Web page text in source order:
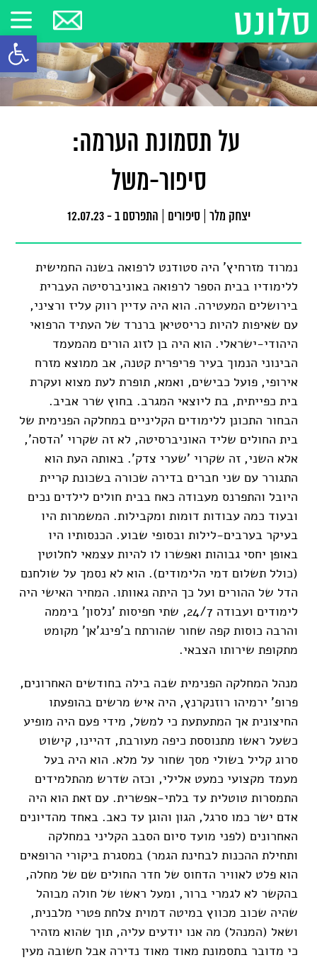
פתח
על תסמונת הערמה:
סיפור-משל
יצחק מלר סיפורים התפרסם ב - 12.07.23
נמרוד מזרחיץ' היה סטודנט לרפואה בשנה החמישית
ללימודיו בבית הספר לרפואה באוניברסיטה העברית
בירושלים המעטירה. הוא היה עדיין רווק עליז ורציני,
עם שאיפות להיות כריסטיאן ברנרד של העתיד הרפואי
היהודי-ישראלי. הוא היה בן לזוג הורים מהמעמד
הבינוני הנמוך בעיר פריפרית קטנה, אב ממוצא מזרח
אירופי, פועל כבישים, ואמא, תופרת לעת מצוא ועקרת
בית כפייתית, בת ליוצאי המגרב. בחוץ שרר אביב.
הבחור התכונן ללימודים הקליניים במחלקה הפנימית של
בית החולים שליד האוניברסיטה, לא זה שקרוי 'הדסה',
אלא השני, זה שקרוי 'שערי צדק'. באותה העת הוא
התגורר עם שני חברים בדירה שכורה בשכונת קריית
היובל והתפרנס מעבודה כאח בבית חולים לילדים נכים
ובעוד כמה עבודות דומות ומקבילות. המשמרות היו
בעיקר בערבים-לילות ובסופי שבוע. הכנסותיו היו
באופן יחסי גבוהות ואפשרו לו להיות עצמאי לחלוטין
(כולל תשלום דמי הלימודים). הוא לא נסמך על שולחנם
הדל של ההורים ועל כך היתה גאוותו. המחיר האישי היה
לימודים ועבודה 24/7, שתי חפיסות 'נלסון' ביממה
והרבה כוסות קפה שחור שהורתח ב'פינג'אן' מקומט
מתקופת שירותו הצבאי.
מנהל המחלקה הפנימית שבה בילה בחודשים האחרונים,
פרופ' ירמיהו רוזנקרנץ, היה איש מרשים בהופעתו
החיצונית אך המתעתעת כי למשל, מידי פעם היה מופיע
כשעל ראשו מתנוססת כיפה מעורבת, דהיינו, קישוט
סרוג קליל בשולי מסך שחור על מלא. הוא היה בעל
מעמד מקצועי כמעט אלילי, וכזה שדרש מהתלמידים
התמסרות טוטלית עד בלתי-אפשרית. עם זאת הוא היה
אדם ישר כמו סרגל, הגון והוגן עד כאב. באחד מהדיונים
האחרונים (לפני מועד סיום הסבב הקליני במחלקה
ותחילת ההכנות לבחינת הגמר) במסגרת ביקורי הרופאים
הוא פלט לאוויר הדחוס של חדר החולים שם של מחלה,
בהקשר לא לגמרי ברור, ומעל ראשו של חולה מבוהל
שהיה שכוב מכווץ במיטה דמוית צלחת פטרי מלבנית,
ושאל (המנהל) מה אנו יודעים עליה, תוך שהוא מזהיר
כי מדובר בתסמונת מאוד מאוד נדירה אבל חשובה מעין